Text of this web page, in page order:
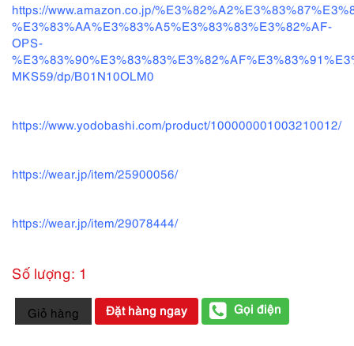
https://www.amazon.co.jp/
%E3%83%AA%E3%83%A5%E3%83%83%E3%82%AF-
OPS-
MKS59/dp/B01N10OLM0
https://www.yodobashi.com/product/100000001003210012/
https://wear.jp/item/25900056/
https://wear.jp/item/29078444/
Số lượng: 1
4377-
Ba
Giỏ hàng Đặt hàng ngay Gọi điện